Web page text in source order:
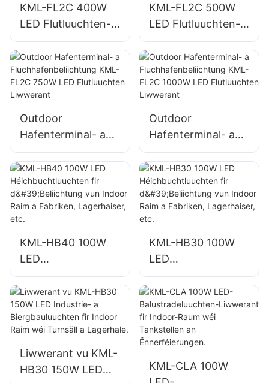
KML-FL2C 400W
LED Flutluuchten-
Liwwerant fir
Outdoor-
Gebaifassaden a
Baustellbeliichtung
KML-FL2C 500W
LED Flutluuchten-
Liwwerant fir
Outdoor-
Gebaifassaden a
Baustellbeliichtung
Outdoor
Hafenterminal- a
Fluchhafenbeliichtu
ng KML-FL2C
750W LED
Flutluuchten
Liwwerant
Outdoor
Hafenterminal- a
Fluchhafenbeliichtu
ng KML-FL2C
1000W LED
Flutluuchten
Liwwerant
KML-HB40 100W
LED
Héichbuchtluuchte
n fir d'Beliichtung
vun Indoor Raim a
Fabriken,
KML-HB30 100W
LED
Héichbuchtluuchte
n fir d'Beliichtung
vun Indoor Raim a
Fabriken,
Lagerhaiser, etc.
Liwwerant vu KML-
HB30 150W LED
KML-CLA 100W